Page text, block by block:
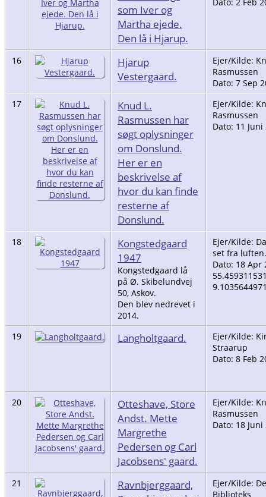
som Iver og
Martha ejede.
Den lå i Hjarup.
16
Hjarup
Vestergaard.
Ejer/Kilde:
Rasmussen
Dato: 7 Sep
17
Knud L.
Rasmussen har
søgt oplysninger
om Donslund.
Her er en
beskrivelse af
hvor du kan finde
resterne af
Donslund.
Ejer/Kilde:
Rasmussen
Dato: 11 Juni
18
Kongstedgaard
1947
Kongstedgaard lå
på Ø. Skibelundvej
50, Askov.
Den blev nedrevet i
2014.
Ejer/Kilde:
set fra luften.
Dato: 18 Apr
19 Langholtgaard.
Ejer/Kilde:
Straarup
Dato: 8 Feb
20
Otteshave, Store
Andst. Mette
Margrethe
Pedersen og Carl
Jacobsens' gaard.
Ejer/Kilde:
Rasmussen
Dato: 18 Juni
21
Ravnbjerggaard,
Ejer/Kilde:
Biblioteks